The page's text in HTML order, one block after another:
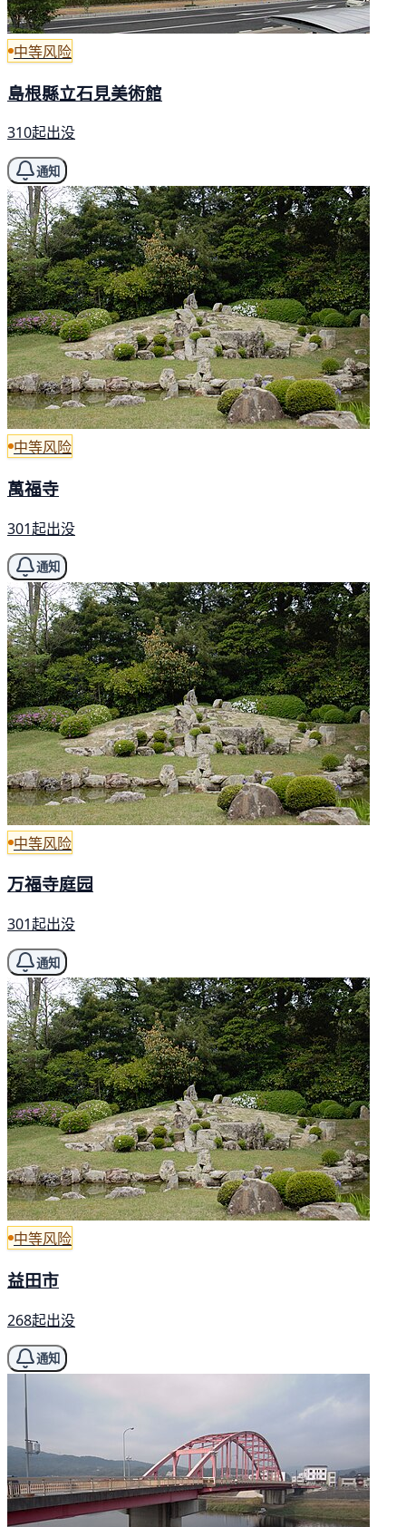
中等风险
島根縣立石見美術館
310起出没
通知
中等风险
萬福寺
301起出没
通知
中等风险
万福寺庭园
301起出没
通知
中等风险
益田市
268起出没
通知